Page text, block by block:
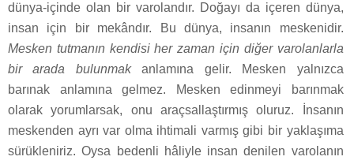
dünya-içinde olan bir varolandır. Doğayı da içeren dünya,
insan için bir mekândır. Bu dünya, insanın meskenidir.
Mesken tutmanın kendisi her zaman için diğer varolanlarla
bir arada bulunmakanlamına gelir. Mesken yalnızca
barınak anlamına gelmez. Mesken edinmeyi barınmak
olarak yorumlarsak, onu araçsallaştırmış oluruz. İnsanın
meskenden ayrı var olma ihtimali varmış gibi bir yaklaşıma
sürükleniriz. Oysa bedenli hâliyle insan denilen varolanın